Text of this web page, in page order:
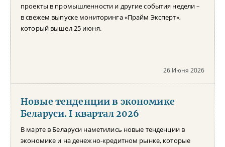
проекты в промышленности и другие события недели –
в свежем выпуске мониторинга «Прайм Эксперт»,
который вышел 25 июня.
26 Июня 2026
Новые тенденции в экономике
Беларуси. I квартал 2026
В марте в Беларуси наметились новые тенденции в
экономике и на денежно-кредитном рынке, которые